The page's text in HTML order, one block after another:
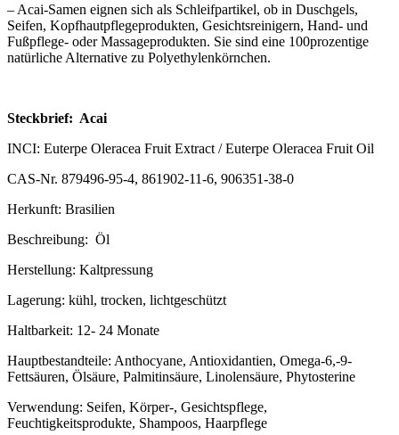
– Acai-Samen eignen sich als Schleifpartikel, ob in Duschgels,
Seifen, Kopfhautpflegeprodukten, Gesichtsreinigern, Hand- und
Fußpflege- oder Massageprodukten. Sie sind eine 100prozentige
natürliche Alternative zu Polyethylenkörnchen.
Steckbrief: Acai
INCI: Euterpe Oleracea Fruit Extract / Euterpe Oleracea Fruit Oil
CAS-Nr. 879496-95-4, 861902-11-6, 906351-38-0
Herkunft: Brasilien
Beschreibung: Öl
Herstellung: Kaltpressung
Lagerung: kühl, trocken, lichtgeschützt
Haltbarkeit: 12- 24 Monate
Hauptbestandteile: Anthocyane, Antioxidantien, Omega-6,-9-
Fettsäuren, Ölsäure, Palmitinsäure, Linolensäure, Phytosterine
Verwendung: Seifen, Körper-, Gesichtspflege,
Feuchtigkeitsprodukte, Shampoos, Haarpflege